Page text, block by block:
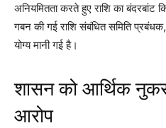
अनियमितता करते हुए राशि का बंदरबांट
गबन की गई राशि संबंधित समिति
योग्य मानी गई है।
शासन को आर्थिक
आरोप